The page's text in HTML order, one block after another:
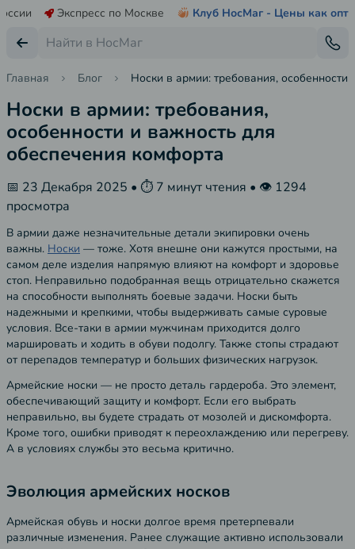
Экспресс по Москве Клуб НосМаг - Цены как опт
Главная Блог Носки в армии: требования,
Носки в армии: требования,
особенности и важность для
обеспечения комфорта
📅 23 Декабря 2025 • ⏱️ 7 минут чтения • 👁️ 1294
просмотра
В армии даже незначительные детали экипировки очень
важны. Носки — тоже. Хотя внешне они кажутся простыми, на
самом деле изделия напрямую влияют на комфорт и здоровье
стоп. Неправильно подобранная вещь отрицательно скажется
на способности выполнять боевые задачи. Носки быть
надежными и крепкими, чтобы выдерживать самые суровые
условия. Все-таки в армии мужчинам приходится долго
маршировать и ходить в обуви подолгу. Также стопы страдают
от перепадов температур и больших физических нагрузок.
Армейские носки — не просто деталь гардероба. Это элемент,
обеспечивающий защиту и комфорт. Если его выбрать
неправильно, вы будете страдать от мозолей и дискомфорта.
Кроме того, ошибки приводят к переохлаждению или перегреву.
А в условиях службы это весьма критично.
Эволюция армейских носков
Армейская обувь и носки долгое время претерпевали
различные изменения. Ранее служащие активно использовали